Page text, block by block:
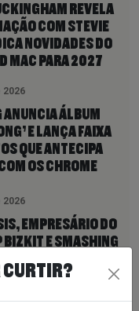
REVELA
COM STEVIE
NOVIDADES DO
MAC PARA 2027
2026
ANUNCIA ÁLBUM
E LANÇA FAIXA
QUE ANTECIPA
OS CHROME
2026
EMPRESÁRIO DO
BIZKIT E SMASHING
AOS 69 ANOS
CURTIR?